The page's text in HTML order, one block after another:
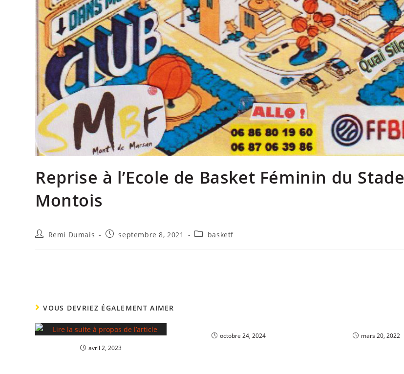
Reprise à l’Ecole de Basket Féminin du Stade
Montois
Remi Dumais septembre 8, 2021 basketf
VOUS DEVRIEZ ÉGALEMENT AIMER
avril 2, 2023
octobre 24, 2024 mars 20, 2022